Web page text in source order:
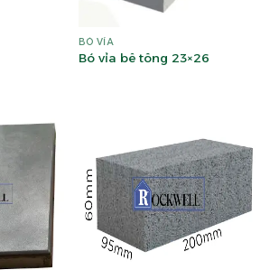
BÓ VỈA
Bó vỉa bê tông 23×26